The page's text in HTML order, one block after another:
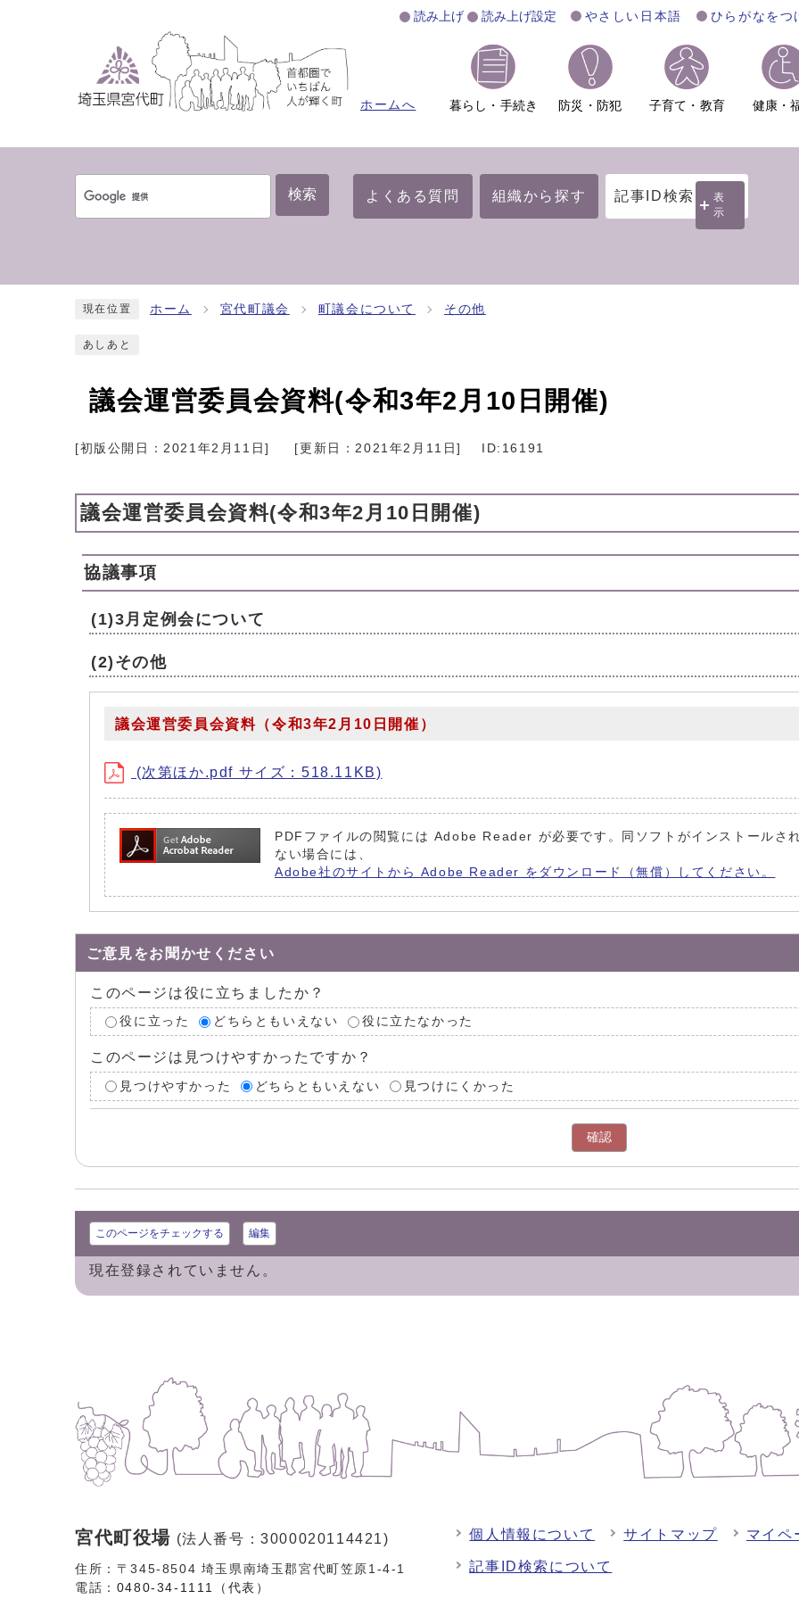
読み上げ 読み上げ設定 やさしい日本語 ひらがなをつ
ホームへ 暮らし・手続き 防災・防犯 子育て・教育 健康・
検索 よくある質問 組織から探す 記事ID検索
表
示
現在位置 ホーム 宮代町議会 町議会について その他
あしあと
議会運営委員会資料(令和3年2月10日開催)
[初版公開日：2021年2月11日] [更新日：2021年2月11日] ID:16191
議会運営委員会資料(令和3年2月10日開催)
協議事項
(1)3月定例会について
(2)その他
議会運営委員会資料（令和3年2月10日開催）
(次第ほか.pdf サイズ：518.11KB)
PDFファイルの閲覧には Adobe Reader が必要です。同ソフトがインストールさ
ない場合には、
Adobe社のサイトから Adobe Reader をダウンロード（無償）してください。
ご意見をお聞かせください
このページは役に立ちましたか？
役に立った どちらともいえない 役に立たなかった
このページは見つけやすかったですか？
見つけやすかった どちらともいえない 見つけにくかった
確認
このページをチェックする 編集
現在登録されていません。
宮代町役場 (法人番号：3000020114421)
住所：〒345-8504 埼玉県南埼玉郡宮代町笠原1-4-1
電話： 0480-34-1111（代表）
個人情報について サイトマップ マイペ
記事ID検索について